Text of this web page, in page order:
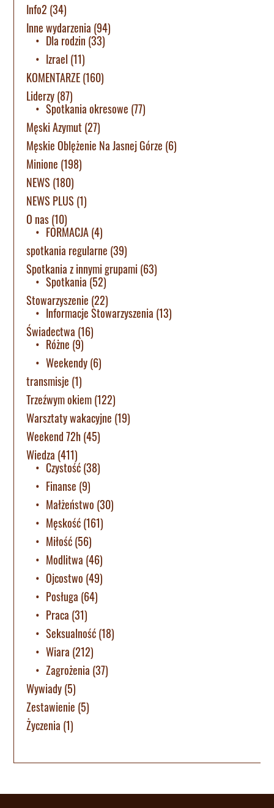
Info2 (34)
Inne wydarzenia (94)
Dla rodzin (33)
Izrael (11)
KOMENTARZE(160)
Liderzy(87)
Spotkania okresowe (77)
Męski Azymut (27)
Męskie Oblężenie Na Jasnej Górze (6)
Minione (198)
NEWS (180)
NEWS PLUS (1)
O nas(10)
FORMACJA(4)
spotkania regularne (39)
Spotkania z innymi grupami (63)
Spotkania (52)
Stowarzyszenie (22)
Informacje Stowarzyszenia (13)
Świadectwa (16)
Różne (9)
Weekendy(6)
transmisje (1)
Trzeźwym okiem(122)
Warsztaty wakacyjne (19)
Weekend 72h(45)
Wiedza (411)
Czystość(38)
Finanse (9)
Małżeństwo (30)
Męskość(161)
Miłość(56)
Modlitwa (46)
Ojcostwo (49)
Posługa (64)
Praca (31)
Seksualność(18)
Wiara (212)
Zagrożenia (37)
Wywiady(5)
Zestawienie (5)
Życzenia (1)